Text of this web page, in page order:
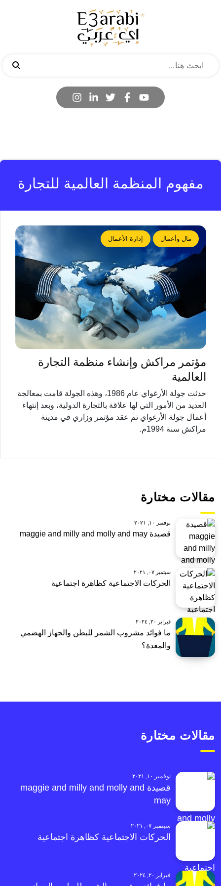
مفهوم المنظمة العالمية للتجارة
مال وأعمال إدارة الأعمال
مؤتمر مراكش وإنشاء منظمة التجارة
العالمية
حدثت جولة الأرغواي عام 1986، وهذه الجولة قامت بمعالجة
العديد من الأمور التي لها علاقة بالتجارة الدولية، وبعد إنتهاء
أعمال جولة الأرغواي تم عقد مؤتمر وزاري في مدينة
مراكش سنة 1994م.
مقالات مختارة
نوفمبر ١٠, ٢٠٢١
قصيدة maggie and milly and molly and may
سبتمبر ٠٧, ٢٠٢١
الحركات الاجتماعية كظاهرة اجتماعية
فبراير ٢٠, ٢٠٢٤
ما فوائد مشروب الشمر للبطن والجهاز الهضمي
والمعدة؟
مقالات مختارة
نوفمبر ١٠, ٢٠٢١
قصيدة maggie and milly and molly and
may
سبتمبر ٠٧, ٢٠٢١
الحركات الاجتماعية كظاهرة اجتماعية
فبراير ٢٠, ٢٠٢٤